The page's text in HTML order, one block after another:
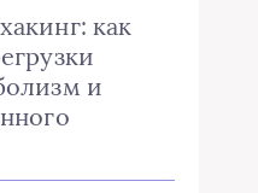
как
и